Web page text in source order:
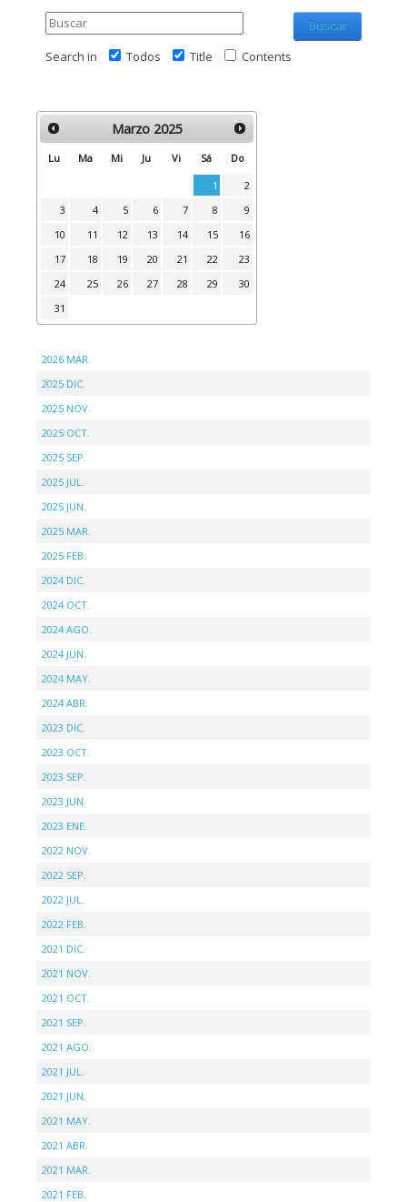
Buscar
Search in
Todos Title Contents
Marzo 2025
Lu Ma Mi Ju Vi Sá Do
1
2
3
4 5 6 7 8
9
10
11 12 13 14 15
16
17
18 19 20 21 22
23
24
25 26 27 28 29
30
31
2026 MAR.
2025 DIC.
2025 NOV.
2025 OCT.
2025 SEP.
2025 JUL.
2025 JUN.
2025 MAR.
2025 FEB.
2024 DIC.
2024 OCT.
2024 AGO.
2024 JUN.
2024 MAY.
2024 ABR.
2023 DIC.
2023 OCT.
2023 SEP.
2023 JUN.
2023 ENE.
2022 NOV.
2022 SEP.
2022 JUL.
2022 FEB.
2021 DIC.
2021 NOV.
2021 OCT.
2021 SEP.
2021 AGO.
2021 JUL.
2021 JUN.
2021 MAY.
2021 ABR.
2021 MAR.
2021 FEB.